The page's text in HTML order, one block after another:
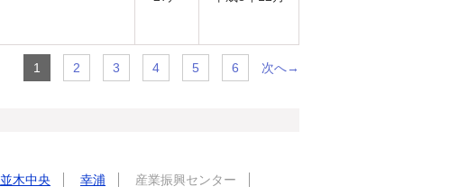
1 2 3 4 5 6 次へ→
並木中央 幸浦
産業振興センター